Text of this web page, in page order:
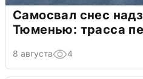
Самосвал снес
Тюменью: трасса
8 августа 4